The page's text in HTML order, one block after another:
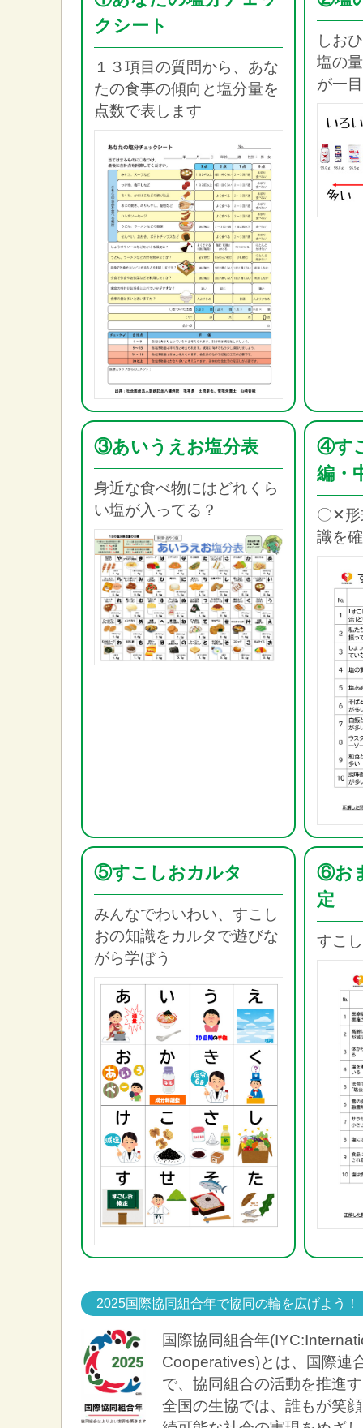
クシート
１３項目の質問から、あな
たの食事の傾向と塩分量を
点数で表します
しお
塩の
が一
③あいうえお塩分表
身近な食べ物にはどれくら
い塩が入ってる？
④す
編・
〇✕形
識を
⑤すこしおカルタ
みんなでわいわい、すこし
おの知識をカルタで遊びな
がら学ぼう
⑥お
定
すこ
2025国際協同組合年で協同の輪を広げよう！
国際協同組合年
Cooperatives)とは、国際連
で、協同組合の活動を推進
全国の生協では、誰もが笑